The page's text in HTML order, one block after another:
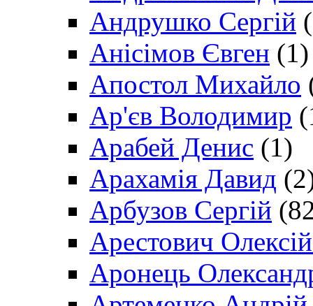
Андрушко Сергій
Анісімов Євген (1)
Апостол Михайло
Ар'єв Володимир
Арабей Денис (1)
Арахамія Давид
Арбузов Сергій
Арестович
Аронець